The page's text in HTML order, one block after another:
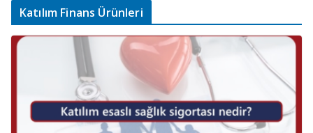
Katılım Finans Ürünleri